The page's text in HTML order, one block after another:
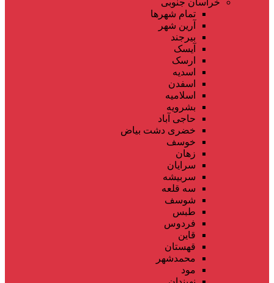
تمام شهر‌ها
آرین شهر
بیرجند
آیسک
ارسک
اسدیه
اسفدن
اسلامیه
بشرویه
حاجی آباد
خضری دشت بیاض
خوسف
زهان
سرایان
سربیشه
سه قلعه
شوسف
طبس
فردوس
قاین
قهستان
محمدشهر
مود